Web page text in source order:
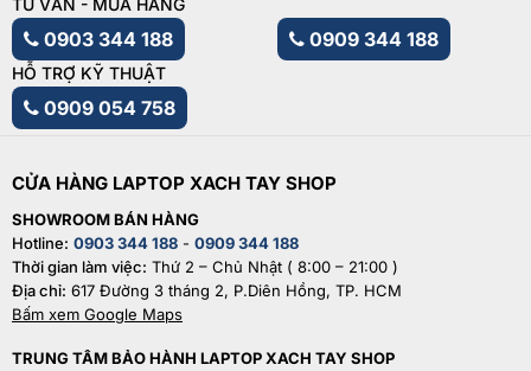
TƯ VẤN - MUA HÀNG
0903 344 188 0909 344 188
HỖ TRỢ KỸ THUẬT
0909 054 758
CỬA HÀNG LAPTOP XACH TAY SHOP
SHOWROOM BÁN HÀNG
Hotline: 0903 344 188 - 0909 344 188
Thời gian làm việc: Thứ 2 – Chủ Nhật ( 8:00 – 21:00 )
Địa chỉ: 617 Đường 3 tháng 2, P.Diên Hồng, TP. HCM
Bấm xem Google Maps
TRUNG TÂM BẢO HÀNH LAPTOP XACH TAY SHOP